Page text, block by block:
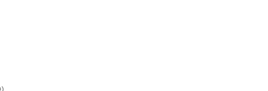
・デメリット・活用分野を徹底紹介！